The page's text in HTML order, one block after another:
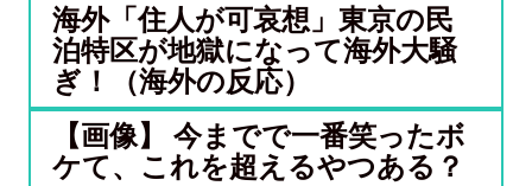
海外「住人が可哀想」東京の民
泊特区が地獄になって海外大騒
ぎ！（海外の反応）
【画像】 今までで一番笑ったボ
ケて、これを超えるやつある？